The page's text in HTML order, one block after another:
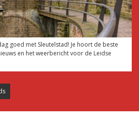
goed met Sleutelstad! Je hoort de beste
en het weerbericht voor de Leidse